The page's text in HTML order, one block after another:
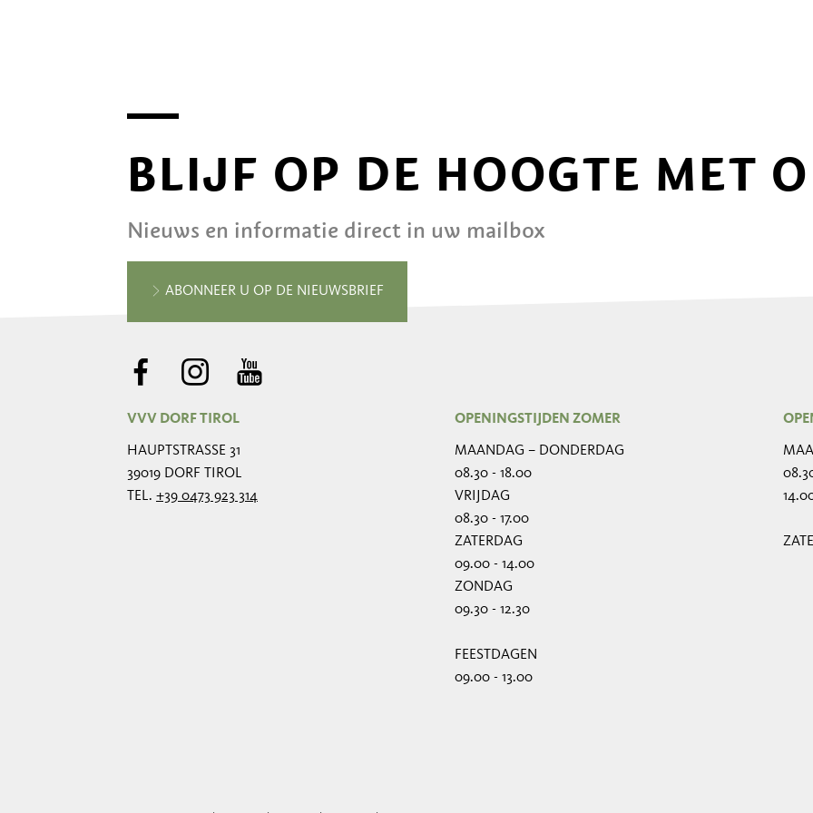
BLIJF OP DE HOOGTE MET
Nieuws en informatie direct in uw mailbox
ABONNEER U OP DE NIEUWSBRIEF
VVV DORF TIROL
HAUPTSTRASSE 31
39019 DORF TIROL
TEL. +39 0473 923 314
OPENINGSTIJDEN ZOMER
MAANDAG – DONDERDAG
08.30 - 18.00
VRIJDAG
08.30 - 17.00
ZATERDAG
09.00 - 14.00
ZONDAG
09.30 - 12.30
FEESTDAGEN
09.00 - 13.00